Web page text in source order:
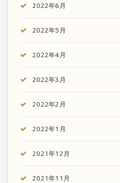
2022年6月
2022年5月
2022年4月
2022年3月
2022年2月
2022年1月
2021年12月
2021年11月